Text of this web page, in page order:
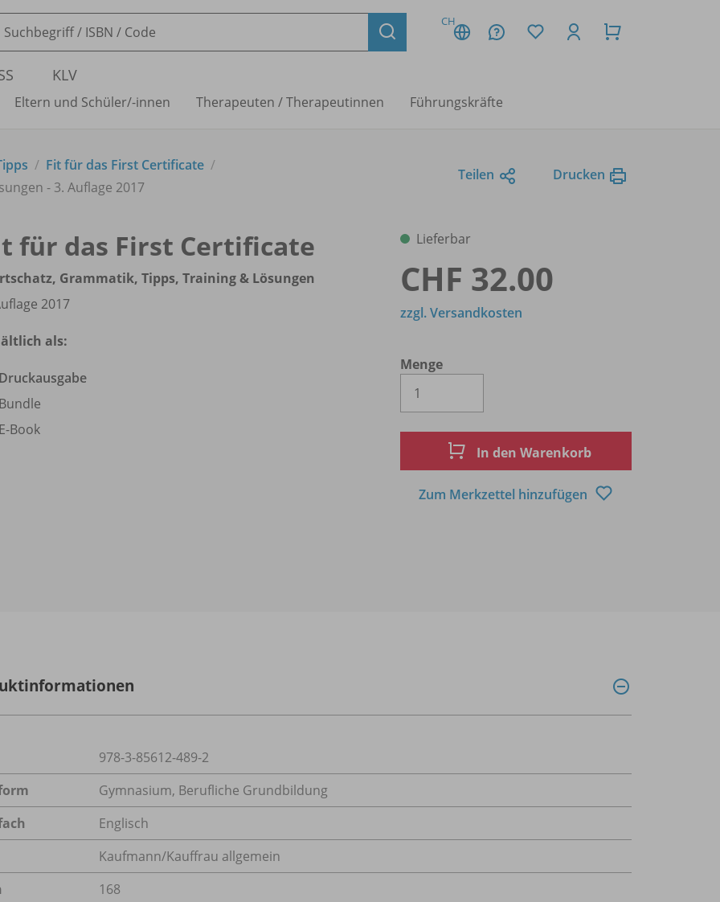
CH
KLV
Eltern und Schüler/-innen Therapeuten /Therapeutinnen Führungskräfte
Fit für das First Certificate
- 3. Auflage 2017
Teilen Drucken
für das First Certificate
Grammatik, Tipps, Training & Lösungen
2017
als:
Druckausgabe
Bundle
E-Book
Lieferbar
CHF 32.00
Menge
zzgl. Versandkosten
In den Warenkorb
Zum Merkzettel hinzufügen
978-3-85612-489-2
Gymnasium, Berufliche Grundbildung
Englisch
Kaufmann/Kauffrau allgemein
168